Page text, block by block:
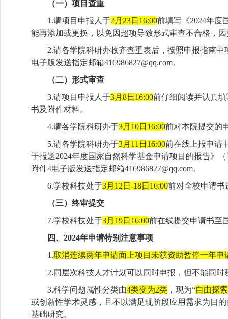
（一）项目查重
1.请项目申报人于2月23日16:00前填写《2024年度
能再添加或更换，以免因超项导致形式审查不合格，
2.请各学院科研办收齐查重表后，按照申报指南
电子版发送指定邮箱416986827@qq.com。
（二）形式审查
3.请项目申报人于3月8日16:00前仔细阅读并认真
书及附件材料。
4.请各学院科研办于3月10日16:00前对本院提交的
5.请各学院科研办于3月11日16:00前在线上报申请
于报送2024年度国家自然科学基金申请项目的报告》
附件4电子版发送指定邮箱416986827@qq.com。
6.学校科技处于3月12日-18日16:00前对全校申请书
（三）终审提交
7.学校科技处于3月19日16:00前在线提交申请书至
四、 2024年申请特别注意事项
1.取消连续两年申请面上项目未获资助暂停一年申
2.同层次科技人才计划可以同时申报，但不能同时
3.科学问题属性分类由4类变为2类 ，现为“自由探
或创新性学术灵感，且不以满足现阶段应用需求为目
基础研究。